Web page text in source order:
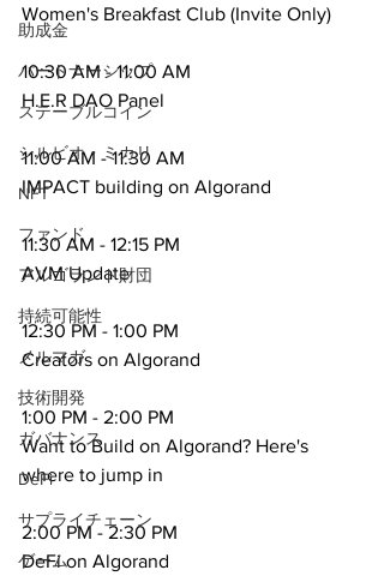
助成金
パートナーシップ
ステーブルコイン
シルビオ・ミカリ
NFT
ファンド
アルゴランド財団
持続可能性
メルマガ
技術開発
ガバナンス
DeFi
サプライチェーン
ゲーム
Women's Breakfast Club (Invite Only)
10:30 AM - 11:00 AM
H.E.R DAO Panel
11:00 AM - 11:30 AM
IMPACT building on Algorand
11:30 AM - 12:15 PM
AVM Update
12:30 PM - 1:00 PM
Creators on Algorand
1:00 PM - 2:00 PM
Want to Build on Algorand? Here's
where to jump in
2:00 PM - 2:30 PM
DeFi on Algorand